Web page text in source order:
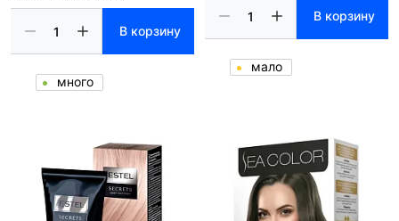
В корзину
много
В корзину
мало